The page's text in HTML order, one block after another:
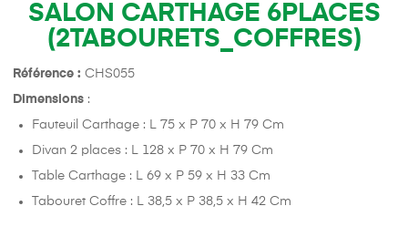
SALON CARTHAGE 6PLACES
(2TABOURETS_COFFRES)
Référence : CHS055
Dimensions :
Fauteuil Carthage : L 75 x P 70 x H 79 Cm
Divan 2 places : L 128 x P 70 x H 79 Cm
Table Carthage : L 69 x P 59 x H 33 Cm
Tabouret Coffre : L 38,5 x P 38,5 x H 42 Cm